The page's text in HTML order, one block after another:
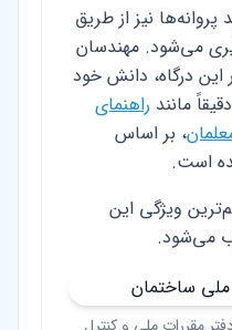
نیز از طریق
می‌شود. مهندسان
این درگاه، دانش خود
مانند راهنمای
، بر اساس
است.
ویژگی این